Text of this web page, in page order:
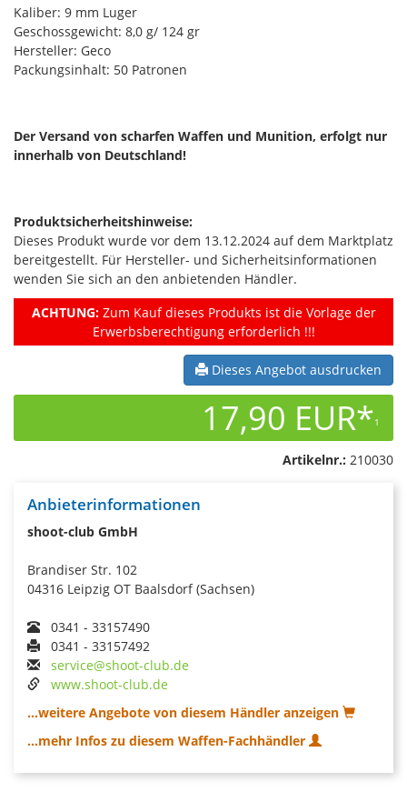
Kaliber: 9 mm Luger
Geschossgewicht: 8,0 g/ 124 gr
Hersteller: Geco
Packungsinhalt: 50 Patronen
Der Versand von scharfen Waffen und Munition, erfolgt nur
innerhalb von Deutschland!
Produktsicherheitshinweise:
Dieses Produkt wurde vor dem 13.12.2024 auf dem Marktplatz
bereitgestellt. Für Hersteller- und Sicherheitsinformationen
wenden Sie sich an den anbietenden Händler.
ACHTUNG:Zum Kauf dieses Produkts ist die Vorlage der
Erwerbsberechtigung erforderlich !!!
Dieses Angebot ausdrucken
17,90 EUR*1
Artikelnr.: 210030
Anbieterinformationen
shoot-club GmbH
Brandiser Str. 102
04316 Leipzig OT Baalsdorf (Sachsen)
0341 - 33157490
0341 - 33157492
service@shoot-club.de
www.shoot-club.de
...weitere Angebote von diesem Händler anzeigen
...mehr Infos zu diesem Waffen-Fachhändler